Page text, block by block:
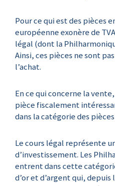
Pour ce qui est des pièces
européenne exonère de
légal (dont la
Ainsi, ces pièces ne sont
l’achat.
En ce qui concerne la
pièce fiscalement
dans la catégorie des
Le cours légal représente
d’investissement. Les
entrent dans cette
d’or et d’argent qui,